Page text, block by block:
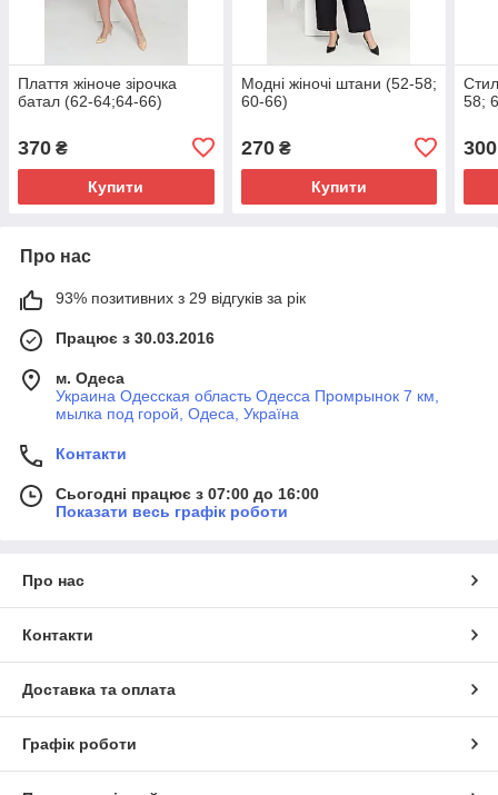
Плаття жіноче зірочка
батал (62-64;64-66)
370 ₴
Купити
Модні жіночі штани (52-58;
60-66)
270₴
Купити
58;
300
Про нас
93% позитивних з 29 відгуків за рік
Працює з 30.03.2016
м. Одеса
Украина Одесская область Одесса Промрынок 7 км,
мылка под горой, Одеса, Україна
Контакти
Сьогодні працює з 07:00 до 16:00
Показати весь графік роботи
Про нас
Контакти
Доставка та оплата
Графік роботи